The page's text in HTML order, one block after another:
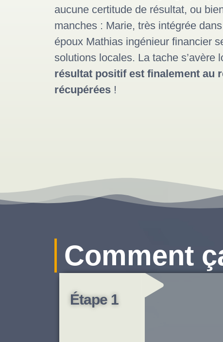
aucune certitude de résultat, ou
manches : Marie, très intégrée
époux Mathias ingénieur financier
solutions locales. La tache s’avère
résultat positif est finalement au
récupérées !
Comment
Étape 1